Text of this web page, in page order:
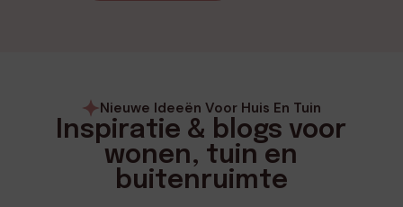
Nieuwe Ideeën Voor Huis En Tuin
Inspiratie & blogs voor
wonen, tuin en
buitenruimte